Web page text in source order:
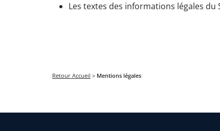
Les textes des informations légales du
Retour Accueil > Mentions légales